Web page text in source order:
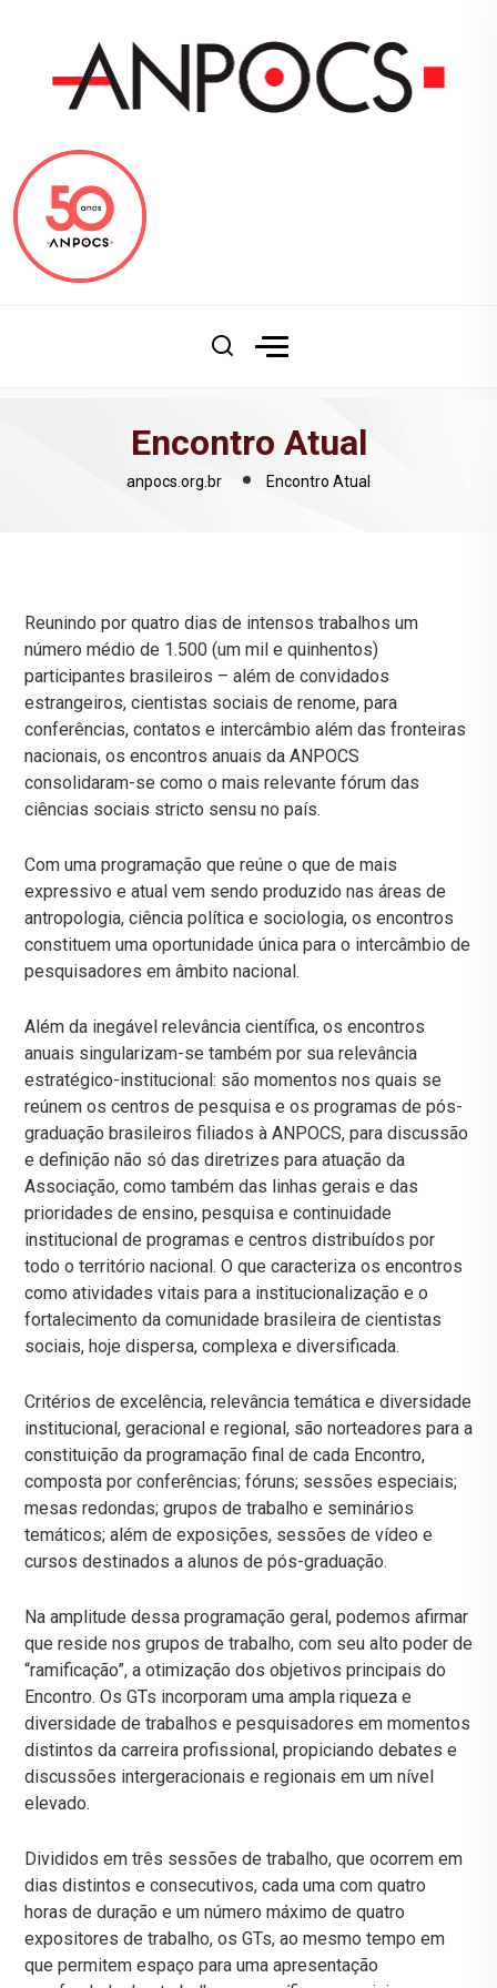
Encontro Atual
anpocs.org.br Encontro Atual
Reunindo por quatro dias de intensos trabalhos um
número médio de 1.500 (um mil e quinhentos)
participantes brasileiros – além de convidados
estrangeiros, cientistas sociais de renome, para
conferências, contatos e intercâmbio além das fronteiras
nacionais, os encontros anuais da ANPOCS
consolidaram-se como o mais relevante fórum das
ciências sociais stricto sensu no país.
Com uma programação que reúne o que de mais
expressivo e atual vem sendo produzido nas áreas de
antropologia, ciência política e sociologia, os encontros
constituem uma oportunidade única para o intercâmbio de
pesquisadores em âmbito nacional.
Além da inegável relevância científica, os encontros
anuais singularizam-se também por sua relevância
estratégico-institucional: são momentos nos quais se
reúnem os centros de pesquisa e os programas de pós-
graduação brasileiros filiados à ANPOCS, para discussão
e definição não só das diretrizes para atuação da
Associação, como também das linhas gerais e das
prioridades de ensino, pesquisa e continuidade
institucional de programas e centros distribuídos por
todo o território nacional. O que caracteriza os encontros
como atividades vitais para a institucionalização e o
fortalecimento da comunidade brasileira de cientistas
sociais, hoje dispersa, complexa e diversificada.
Critérios de excelência, relevância temática e diversidade
institucional, geracional e regional, são norteadores para a
constituição da programação final de cada Encontro,
composta por conferências; fóruns; sessões especiais;
mesas redondas; grupos de trabalho e seminários
temáticos; além de exposições, sessões de vídeo e
cursos destinados a alunos de pós-graduação.
Na amplitude dessa programação geral, podemos afirmar
que reside nos grupos de trabalho, com seu alto poder de
“ramificação”, a otimização dos objetivos principais do
Encontro. Os GTs incorporam uma ampla riqueza e
diversidade de trabalhos e pesquisadores em momentos
distintos da carreira profissional, propiciando debates e
discussões intergeracionais e regionais em um nível
elevado.
Divididos em três sessões de trabalho, que ocorrem em
dias distintos e consecutivos, cada uma com quatro
horas de duração e um número máximo de quatro
expositores de trabalho, os GTs, ao mesmo tempo em
que permitem espaço para uma apresentação